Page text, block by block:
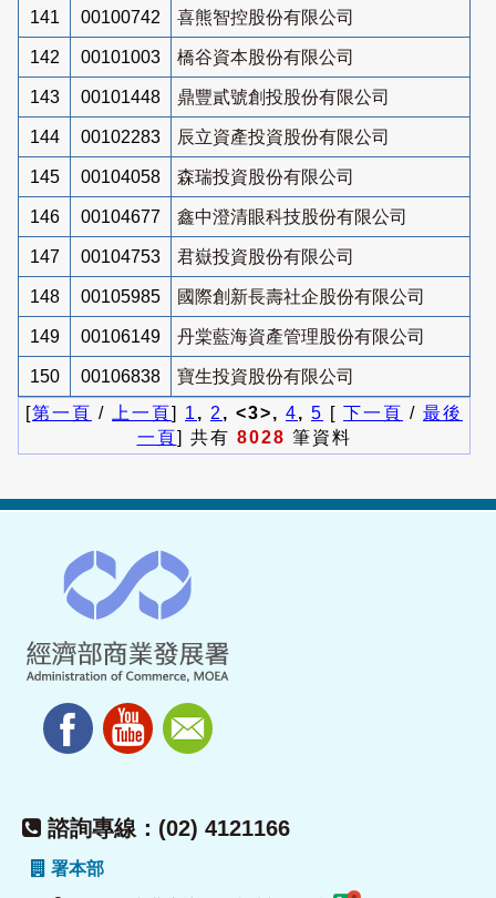
141 00100742 喜熊智控股份有限公司
142 00101003 橋谷資本股份有限公司
143 00101448 鼎豐貳號創投股份有限公司
144 00102283 辰立資產投資股份有限公司
145 00104058 森瑞投資股份有限公司
146 00104677 鑫中澄清眼科技股份有限公司
147 00104753 君嶽投資股份有限公司
148 00105985 國際創新長壽社企股份有限公司
149 00106149 丹棠藍海資產管理股份有限公司
150 00106838
寶生投資股份有限公司
[第一頁 / 上一頁] 1 , 2 , <3>, 4, 5 [ 下一頁 / 最後
一頁] 共有 8028 筆資料
諮詢專線：(02) 4121166
署本部